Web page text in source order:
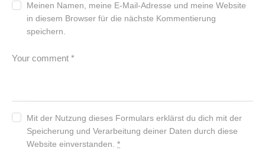
Meinen Namen, meine E-Mail-Adresse und meine Website
in diesem Browser für die nächste Kommentierung
speichern.
Mit der Nutzung dieses Formulars erklärst du dich mit der
Speicherung und Verarbeitung deiner Daten durch diese
Website einverstanden.*